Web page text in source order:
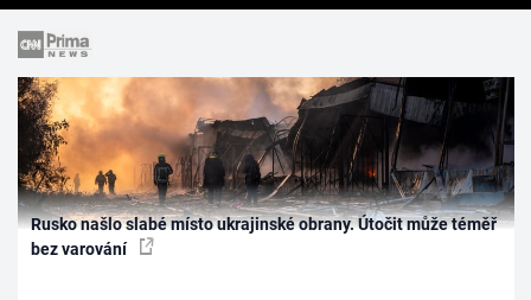
Rusko našlo slabé místo ukrajinské obrany. Útočit může téměř
bez varování